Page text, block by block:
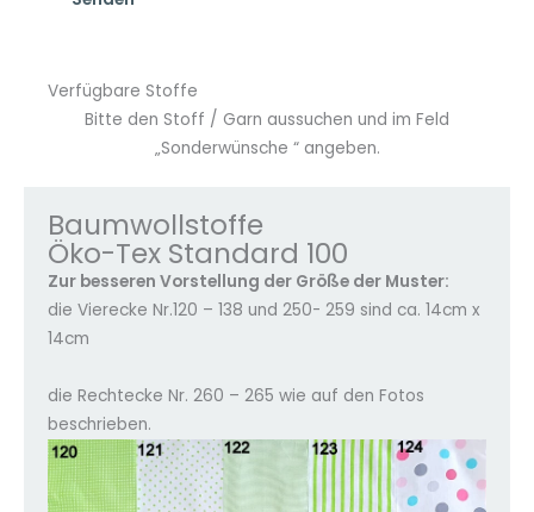
Verfügbare Stoffe
Bitte den Stoff / Garn aussuchen und im Feld
„Sonderwünsche “ angeben.
Baumwollstoffe
Öko-Tex Standard 100
Zur besseren Vorstellung der Größe der Muster:
die Vierecke Nr.120 – 138 und 250- 259 sind ca. 14cm x
14cm
die Rechtecke Nr. 260 – 265 wie auf den Fotos
beschrieben.